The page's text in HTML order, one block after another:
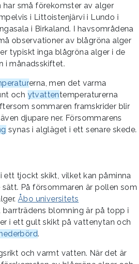
små förekomster av alger
i Littoistenjärvi i Lundo i
i Birkaland. I havsområdena
observationer av blågröna alger
typiskt inga blågröna alger i de
i månadsskiftet.
erna, men det varma
och ytvattentemperaturerna
sommaren framskrider blir
djupare ner. Försommarens
synas i algläget i ett senare skede.
ett tjockt skikt, vilket kan påminna
På försommaren är pollen som
Åbo universitets
barrträdens blomning är på topp i
i ett gult skikt på vattenytan och
.
och varmt vatten. När det är